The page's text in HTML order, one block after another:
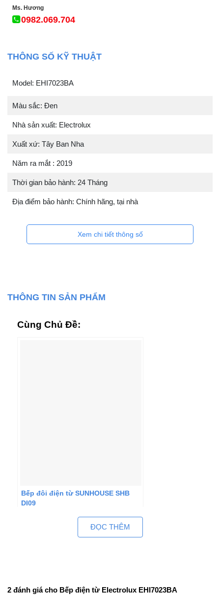
Ms. Hương
0982.069.704
THÔNG SỐ KỸ THUẬT
Model: EHI7023BA
Màu sắc: Đen
Nhà sản xuất: Electrolux
Xuất xứ: Tây Ban Nha
Năm ra mắt : 2019
Thời gian bảo hành: 24 Tháng
Địa điểm bảo hành: Chính hãng, tại nhà
Xem chi tiết thông số
THÔNG TIN SẢN PHẨM
Cùng Chủ Đề:
Bếp đôi điện từ SUNHOUSE SHB
DI09
ĐỌC THÊM
2 đánh giá cho Bếp điện từ Electrolux EHI7023BA